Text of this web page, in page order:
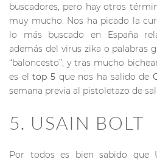
buscadores, pero hay otros
muy mucho. Nos ha picado la
lo más buscado en España
además del virus zika o palabras
“baloncesto”, y tras mucho
es eltop 5 que nos ha salido de
semana previa al pistoletazo de
5. USAIN BOLT
Por todos es bien sabido que